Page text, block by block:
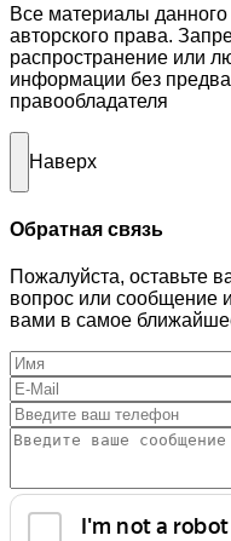
Все материалы
авторского права.
распространение или
информации без
правообладателя
Наверх
Обратная связь
Пожалуйста, оставьте
вопрос или сообщение
вами в самое